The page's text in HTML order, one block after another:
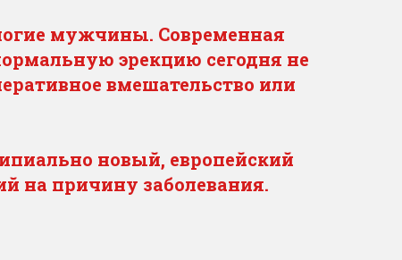
мужчины. Современная
эрекцию сегодня не
вмешательство или
новый, европейский
на причину заболевания.